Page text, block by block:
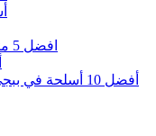
افضل 5 متصفحات خفيفه لعام 2023 للأندرويد
أفضل 10 أسلحة